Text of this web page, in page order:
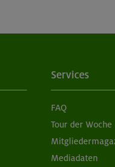
Services
FAQ
Tour der Woche
Mediadaten